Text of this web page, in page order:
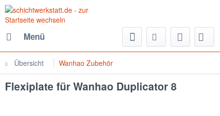
Menü
Übersicht Wanhao Zubehör
Flexiplate für Wanhao Duplicator 8